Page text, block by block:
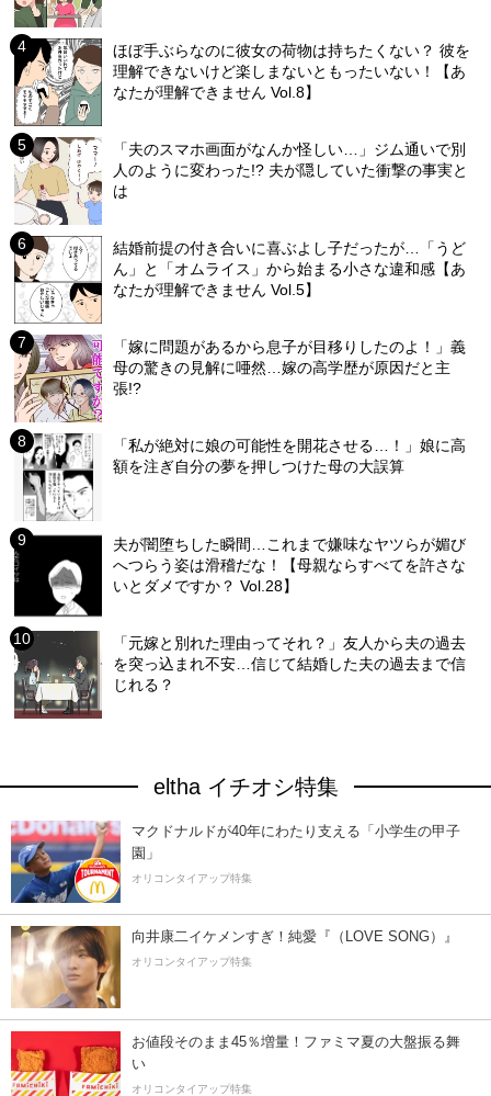
ほぼ手ぶらなのに彼女の荷物は持ちたくない？ 彼を
理解できないけど楽しまないともったいない！【あ
なたが理解できません Vol.8】
「夫のスマホ画面がなんか怪しい…」ジム通いで別
人のように変わった!? 夫が隠していた衝撃の事実と
は
結婚前提の付き合いに喜ぶよし子だったが…「うど
ん」と「オムライス」から始まる小さな違和感【あ
なたが理解できません Vol.5】
「嫁に問題があるから息子が目移りしたのよ！」義
母の驚きの見解に唖然…嫁の高学歴が原因だと主
張!?
「私が絶対に娘の可能性を開花させる…！」娘に高
額を注ぎ自分の夢を押しつけた母の大誤算
夫が闇堕ちした瞬間…これまで嫌味なヤツらが媚び
へつらう姿は滑稽だな！【母親ならすべてを許さな
いとダメですか？ Vol.28】
「元嫁と別れた理由ってそれ？」友人から夫の過去
を突っ込まれ不安…信じて結婚した夫の過去まで信
じれる？
eltha イチオシ特集
マクドナルドが40年にわたり支える「小学生の甲子
園」
オリコンタイアップ特集
向井康二イケメンすぎ！純愛『（LOVE SONG）』
オリコンタイアップ特集
お値段そのまま45％増量！ファミマ夏の大盤振る舞
い
オリコンタイアップ特集